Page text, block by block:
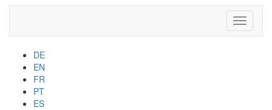
Toggle
DE
EN
FR
PT
ES